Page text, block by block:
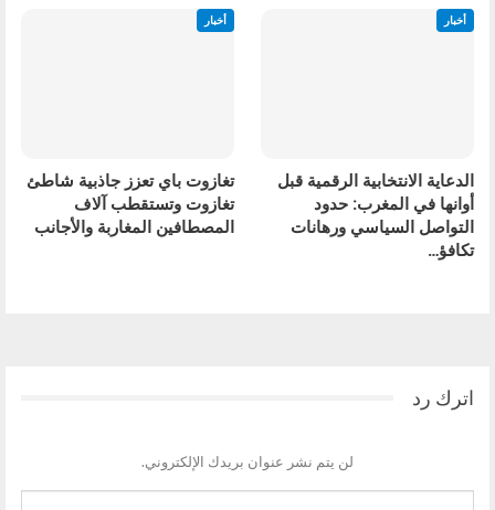
أخبار
الدعاية الانتخابية الرقمية قبل
أوانها في المغرب: حدود
التواصل السياسي ورهانات
تكافؤ…
أخبار
تغازوت باي تعزز جاذبية شاطئ
تغازوت وتستقطب آلاف
المصطافين المغاربة والأجانب
اترك رد
لن يتم نشر عنوان بريدك الإلكتروني.